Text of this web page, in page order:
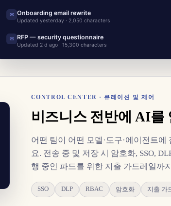
✉ Onboarding email rewrite
Updated yesterday · 2,050 characters
✉ RFP — security questionnaire
Updated 2 d ago · 15,300 characters
CONTROL CENTER · 큐레이션 및 제어
비즈니스 전반에 AI를
어떤 팀이 어떤 모델·도구·에이전트에
요. 전송 중 및 저장 시 암호화, SSO,
행 중인 파드를 위한 지출 가드레일까
SSO DLP RBAC 암호화 지출 가